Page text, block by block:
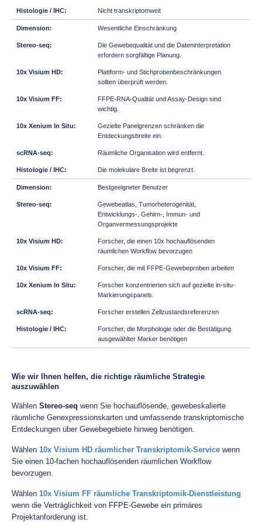
Nicht transkriptomweit
Wesentliche Einschränkung
Die Gewebequalität und die Dateninterpretation
erfordern sorgfältige Planung.
Plattform- und Stichprobenbeschränkungen
sollten überprüft werden.
FFPE-RNA-Qualität und Assay-Design sind
wichtig.
Gezielte Panelgrenzen schränken die
Entdeckungsbreite ein.
Räumliche Organisation wird entfernt.
Die molekulare Breite ist begrenzt.
Bestgeeigneter Benutzer
Gewebeatlas, Tumorheterogenität,
Entwicklungs-, Gehirn-, Immun- und
Organvermessungsprojekte
Forscher, die einen 10x hochauflösenden
räumlichen Workflow bevorzugen
Forscher, die mit FFPE-Gewebeproben arbeiten
Forscher konzentrierten sich auf gezielte in-situ-
Markierungspanels.
Forscher erstellen Zellzustandsreferenzen
Forscher, die Morphologie oder die Bestätigung
ausgewählter Marker benötigen
Wie wir Ihnen helfen, die richtige räumliche Strategie
auszuwählen
Wählen Stereo-seq wenn Sie hochauflösende, gewebeskalierte
räumliche Genexpressionskarten und umfassende transkriptomische
Entdeckungen über Gewebegebiete hinweg benötigen.
Wählen 10x Visium HD räumlicher Transkriptomik-Service wenn
Sie einen 10-fachen hochauflösenden räumlichen Workflow
bevorzugen.
Wählen 10x Visium FF räumliche Transkriptomik-Dienstleistung
wenn die Verträglichkeit von FFPE-Gewebe ein primäres
Projektanforderung ist.